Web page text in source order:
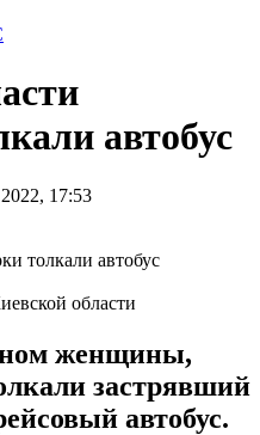
автобус
17:53
области
женщины,
застрявший
автобус.